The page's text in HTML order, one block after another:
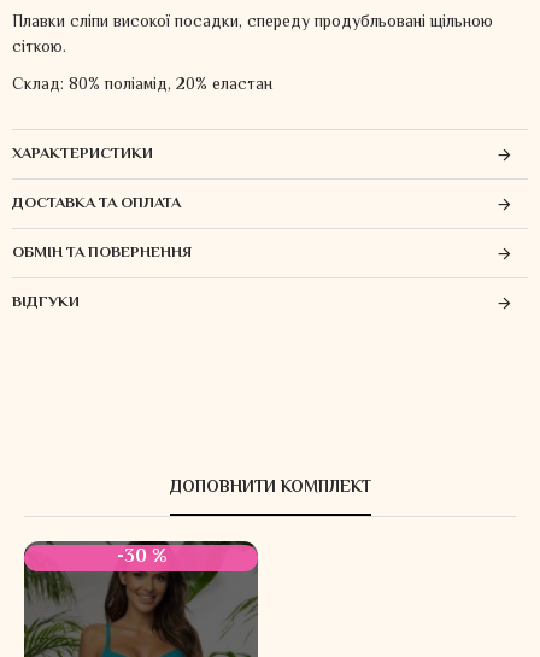
Плавки сліпи високої посадки, спереду продубльовані щільною
сіткою.
Склад: 80% поліамід, 20% еластан
ХАРАКТЕРИСТИКИ
ДОСТАВКА ТА ОПЛАТА
ОБМІН ТА ПОВЕРНЕННЯ
ВІДГУКИ
ДОПОВНИТИ КОМПЛЕКТ
-30 %